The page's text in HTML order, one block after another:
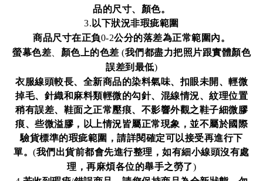
品的尺寸、顏色。
3.以下狀況非瑕疵範圍
商品尺寸在正負0-2公分的落差為正常範圍內。
螢幕色差
顏色上的色差 (我們都盡力把照片跟實體顏色
誤差到最低)
衣服線頭較長、全新商品的染料氣味、扣眼未開、輕微
掉毛、針織和麻料類輕微的勾針、混線情況、紋理位置
稍有誤差、鞋面之正常壓痕、不影響外觀之鞋子細微膠
痕、些微溢膠，以上情況皆屬正常現象，並不屬於國際
驗貨標準的瑕疵範圍，請詳閱確定可以接受再進行下
單。(我們出貨前都會先進行整理，如有細小線頭沒有處
理，再麻煩各位的舉手之勞了)